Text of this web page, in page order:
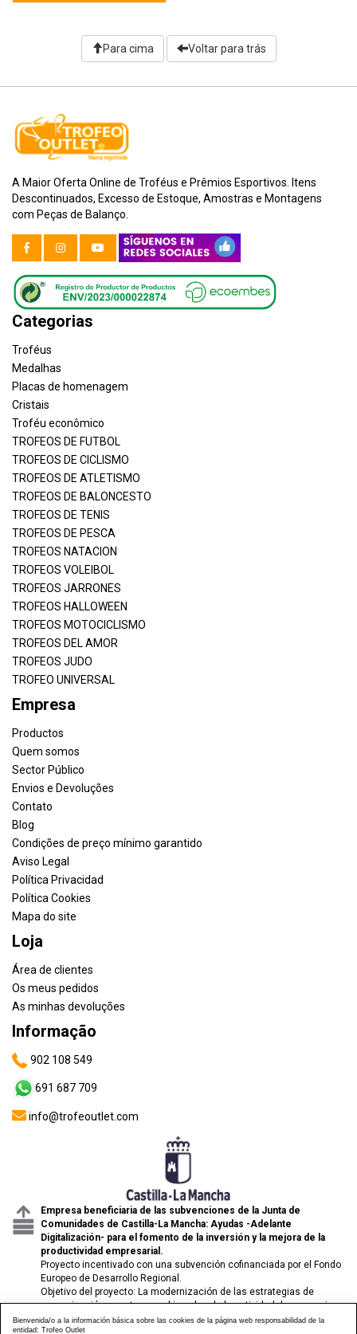
Para cima Voltar para trás
A Maior Oferta Online de Troféus e Prêmios Esportivos. Itens
Descontinuados, Excesso de Estoque, Amostras e Montagens
com Peças de Balanço.
Categorias
Troféus
Medalhas
Placas de homenagem
Cristais
Troféu econômico
TROFEOS DE FUTBOL
TROFEOS DE CICLISMO
TROFEOS DE ATLETISMO
TROFEOS DE BALONCESTO
TROFEOS DE TENIS
TROFEOS DE PESCA
TROFEOS NATACION
TROFEOS VOLEIBOL
TROFEOS JARRONES
TROFEOS HALLOWEEN
TROFEOS MOTOCICLISMO
TROFEOS DEL AMOR
TROFEOS JUDO
TROFEO UNIVERSAL
Empresa
Productos
Quem somos
Sector Público
Envios e Devoluções
Contato
Blog
Condições de preço mínimo garantido
Aviso Legal
Política Privacidad
Política Cookies
Mapa do site
Loja
Área de clientes
Os meus pedidos
As minhas devoluções
Informação
902 108 549
691 687 709
info@trofeoutlet.com
Empresa beneficiaria de las subvenciones de la Junta de
Comunidades de Castilla-La Mancha: Ayudas -Adelante
Digitalización- para el fomento de la inversión y la mejora de la
productividad empresarial.
Proyecto incentivado con una subvención cofinanciada por el Fondo
Europeo de Desarrollo Regional.
Objetivo del proyecto: La modernización de las estrategias de
comunicación y venta para el impulso de la actividad de comercio
electrónico de las pymes.
Bienvenida/o a la información básica sobre las cookies de la página web responsabilidad de la
entidad: Trofeo Outlet